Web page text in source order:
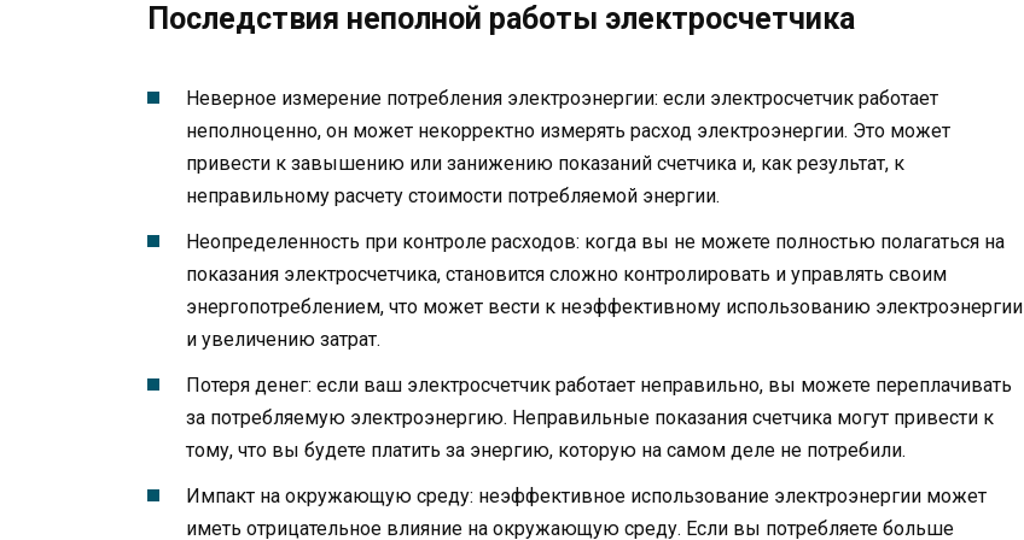
Последствия неполной работы электросчетчика
Неверное измерение потребления электроэнергии: если электросчетчик работает
неполноценно, он может некорректно измерять расход электроэнергии. Это может
привести к завышению или занижению показаний счетчика и, как результат, к
неправильному расчету стоимости потребляемой энергии.
Неопределенность при контроле расходов: когда вы не можете полностью полагаться на
показания электросчетчика, становится сложно контролировать и управлять своим
энергопотреблением, что может вести к неэффективному использованию электроэнергии
и увеличению затрат.
Потеря денег: если ваш электросчетчик работает неправильно, вы можете переплачивать
за потребляемую электроэнергию. Неправильные показания счетчика могут привести к
тому, что вы будете платить за энергию, которую на самом деле не потребили.
Импакт на окружающую среду: неэффективное использование электроэнергии может
иметь отрицательное влияние на окружающую среду. Если вы потребляете больше